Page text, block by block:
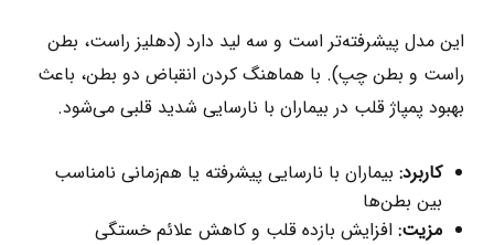
این مدل پیشرفته‌تر است و سه لید دارد (دهلیز راست، بطن
راست و بطن چپ). با هماهنگ کردن انقباض دو بطن، باعث
بهبود پمپاژ قلب در بیماران با نارسایی شدید قلبی می‌شود.
کاربرد:بیماران با نارسایی پیشرفته یا هم‌زمانی نامناسب
بین بطن‌ها
مزیت:افزایش بازده قلب و کاهش علائم خستگی